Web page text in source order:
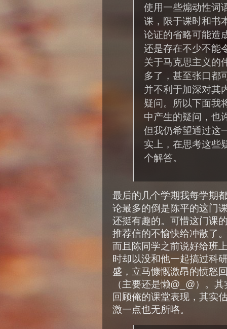
使用一些煽动性词
课，限于课时和书
论证的省略可能造
还是存在不少不能
关于马克思主义的
多了，甚至张口都
并不利于加深对其
疑问。所以下面我
中产生的疑问，也
但我仍希望通过这
实上，在思考这些
个解答。
最后的几个学期我每学期
论最多的倒是陈平的这门
还挺有趣的。可惜这门课
推荐信的不愉快给冲散了
而且陈同学之前说好给班
时却以没和他一起搞过科
盛，立马慷慨激昂的愤怒
（主要还是懒@_@）。
回顾俺的课堂表现，其实
激一点也无所咯。